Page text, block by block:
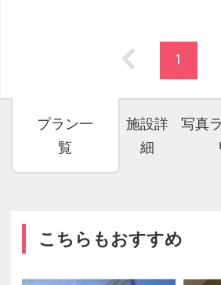
1
プラン一
覧
施設詳
細
写真
こちらもおすすめ